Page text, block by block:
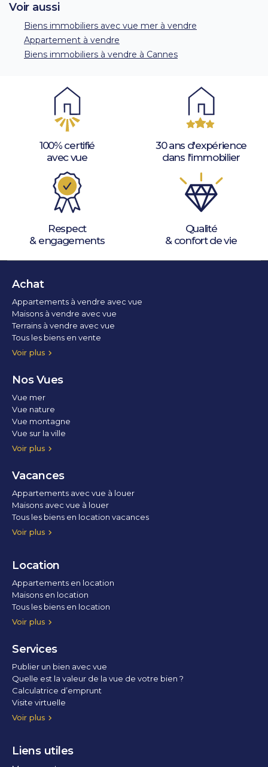
Voir aussi
Biens immobiliers avec vue mer à vendre
Appartement à vendre
Biens immobiliers à vendre à Cannes
100% certifié
avec vue
30 ans d'expérience
dans l'immobilier
Respect
& engagements
Qualité
& confort de vie
Achat
Voir plus
Appartements à vendre avec vue
Maisons à vendre avec vue
Terrains à vendre avec vue
Tous les biens en vente
Nos Vues
Voir plus
Vue mer
Vue nature
Vue montagne
Vue sur la ville
Vue parc
Vue fleuve
Vue lac
Vue marina / port
Vacances
Voir plus
Appartements avec vue à louer
Maisons avec vue à louer
Tous les biens en location vacances
Location
Voir plus
Appartements en location
Maisons en location
Tous les biens en location
Services
Voir plus
Publier un bien avec vue
Quelle est la valeur de la vue de votre bien ?
Calculatrice d’emprunt
Visite virtuelle
Home staging
Liens utiles